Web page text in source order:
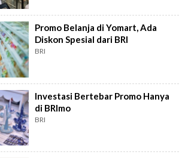
Promo Belanja di Yomart, Ada
Diskon Spesial dari BRI
BRI
Investasi Bertebar Promo Hanya
di BRImo
BRI